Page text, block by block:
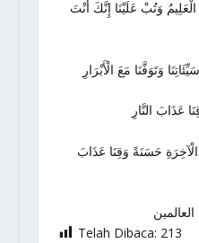
وَتُبْ عَلَيْنَا إِنَّكَ أَنْتَ
وَتَوَفَّنَا مَعَ الْأَبْرَارِ
عَذَابَ النَّارِ
الْآخِرَةِ حَسَنَةً وَقِنَا عَذَابَ
Telah Dibaca: 213